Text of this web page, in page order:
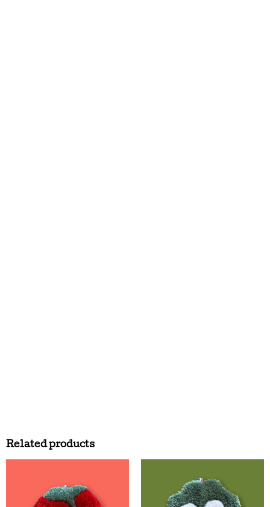
Related products